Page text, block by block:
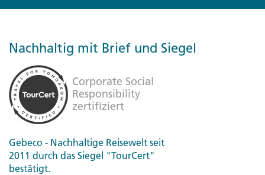
Nachhaltig mit Brief und Siegel
Gebeco - Nachhaltige Reisewelt seit
2011 durch das Siegel "TourCert"
bestätigt.